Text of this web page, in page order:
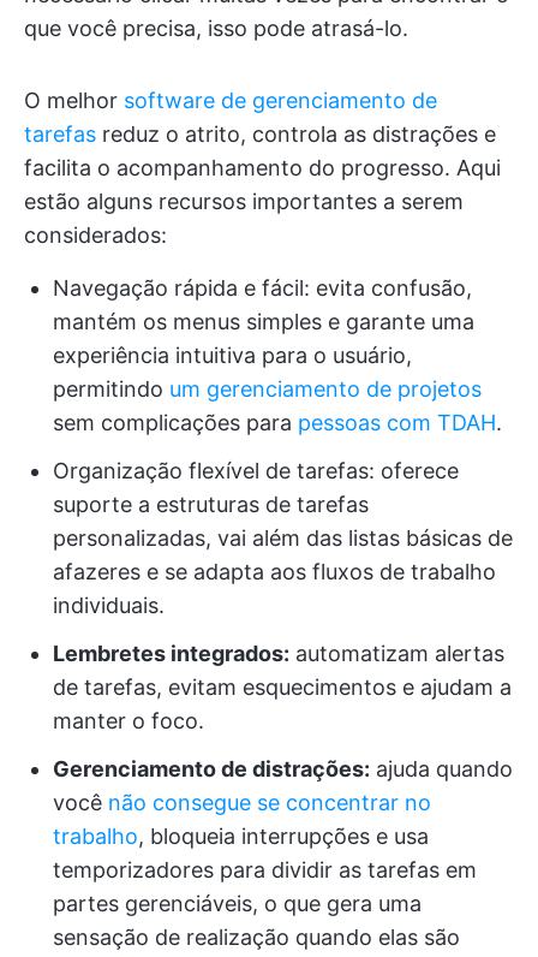
que você precisa, isso pode atrasá-lo.
O melhor software de gerenciamento de
tarefas reduz o atrito, controla as distrações e
facilita o acompanhamento do progresso. Aqui
estão alguns recursos importantes a serem
considerados:
Navegação rápida e fácil: evita confusão,
mantém os menus simples e garante uma
experiência intuitiva para o usuário,
permitindo um gerenciamento de projetos
sem complicações para pessoas com TDAH.
Organização flexível de tarefas: oferece
suporte a estruturas de tarefas
personalizadas, vai além das listas básicas de
afazeres e se adapta aos fluxos de trabalho
individuais.
Lembretes integrados: automatizam alertas
de tarefas, evitam esquecimentos e ajudam a
manter o foco.
Gerenciamento de distrações: ajuda quando
você não consegue se concentrar no
trabalho, bloqueia interrupções e usa
temporizadores para dividir as tarefas em
partes gerenciáveis, o que gera uma
sensação de realização quando elas são